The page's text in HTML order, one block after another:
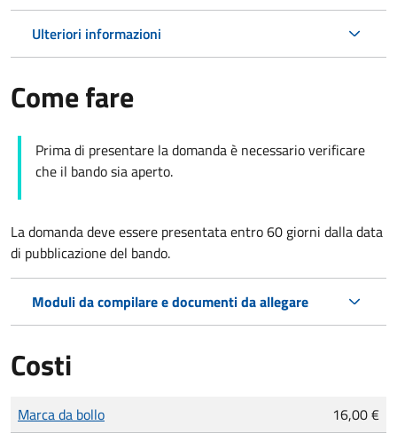
Ulteriori informazioni
Come fare
Prima di presentare la domanda è necessario verificare
che il bando sia aperto.
La domanda deve essere presentata entro 60 giorni dalla data
di pubblicazione del bando.
Moduli da compilare e documenti da allegare
Costi
Tipo di pagamento
Importo
Marca da bollo 16,00 €